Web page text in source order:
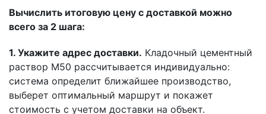
Вычислить итоговую цену с доставкой можно
всего за 2 шага:
1. Укажите адрес доставки. Кладочный цементный
раствор М50 рассчитывается индивидуально:
система определит ближайшее производство,
выберет оптимальный маршрут и покажет
стоимость с учетом доставки на объект.